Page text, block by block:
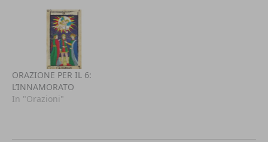
ORAZIONE PER IL 6:
L’INNAMORATO
In "Orazioni"